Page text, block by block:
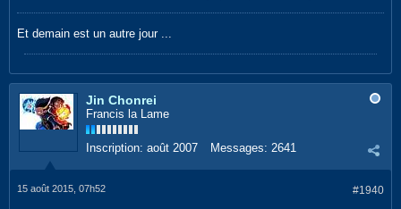
Et demain est un autre jour ...
Jin Chonrei
Francis la Lame
Inscription: août 2007 Messages: 2641
#1940
15 août 2015, 07h52